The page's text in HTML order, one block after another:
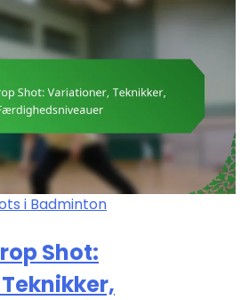
i Badminton
Shot: